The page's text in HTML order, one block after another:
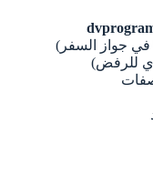
في جواز السفر)
للرفض)